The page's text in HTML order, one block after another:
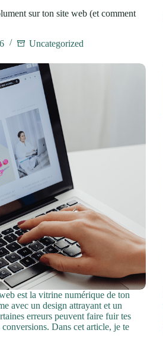
sur ton site web (et comment
Uncategorized
est la vitrine numérique de ton
avec un design attrayant et un
erreurs peuvent faire fuir tes
conversions. Dans cet article, je te